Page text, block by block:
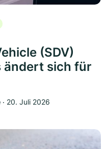
(SDV)
ändert sich für
‧ 20. Juli 2026